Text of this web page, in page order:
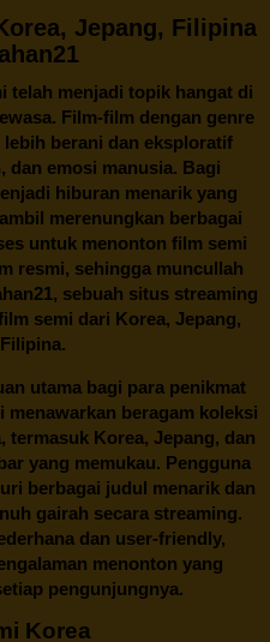
Jepang, Filipina
telah menjadi topik hangat di
Film-film dengan genre
berani dan eksploratif
dan emosi manusia. Bagi
hiburan menarik yang
merenungkan berbagai
untuk menonton film semi
resmi, sehingga muncullah
, sebuah situs streaming
semi dari Korea, Jepang,
utama bagi para penikmat
beragam koleksi
termasuk Korea, Jepang, dan
yang memukau. Pengguna
berbagai judul menarik dan
gairah secara streaming.
dan user-friendly,
menonton yang
pengunjungnya.
Korea